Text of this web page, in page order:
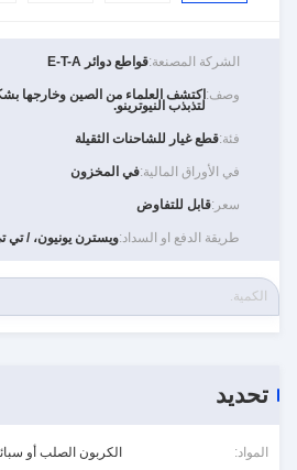
الشركة المصنعة:قواطع دوائر E-T-A
وصف: اكتشف العلماء من الصين وخارجها
لتذبذب النيوترينو.
فئة:قطع غيار للشاحنات الثقيلة
في الأوراق المالية:في المخزون
سعر:قابل للتفاوض
طريقة الدفع او السداد:ويسترن يونيون، / تي
تحديد
المواد: الكربون الصلب أو